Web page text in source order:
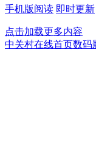
手机版阅读 即时更新
点击加载更多内容
中关村在线首页数码